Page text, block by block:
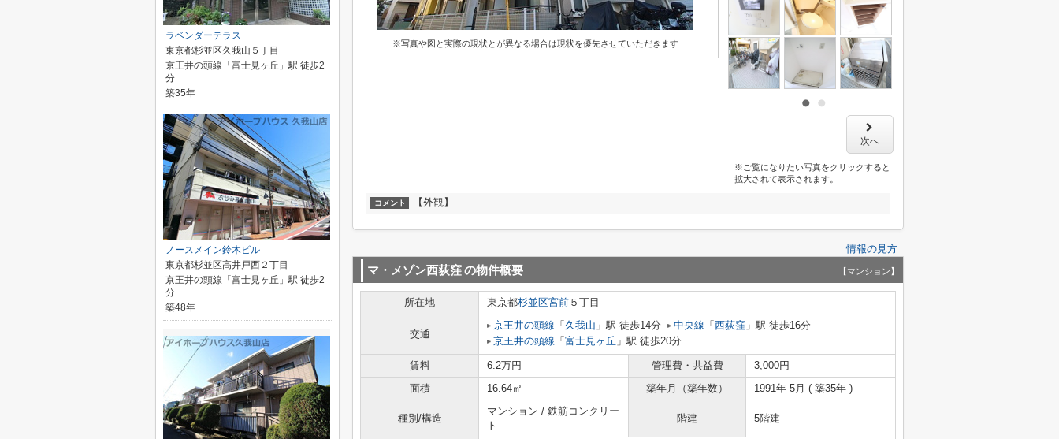
※写真や図と実際の現状とが異なる場合は現状を優先させていただきます
次へ
※ご覧になりたい写真をクリックすると
拡大されて表示されます。
コメント 【外観】
情報の見方
マ・メゾン西荻窪の物件概要 【マンション】
所在地 東京都杉並区宮前 ５丁目
交通
京王井の頭線 「 久我山 」駅 徒歩14分 中央線 「 西荻窪 」駅 徒歩16分
京王井の頭線 「 富士見ヶ丘 」駅 徒歩20分
賃料 6.2万円 管理費・共益費
3,000円
面積
16.64㎡ 築年月（築年数） 1991年 5月 ( 築35年 )
種別/構造
マンション / 鉄筋コンクリー
ト
階建 5階建
ラベンダーテラス
東京都杉並区久我山５丁目
京王井の頭線「富士見ヶ丘」駅 徒歩2
分
築35年
ノースメイン鈴木ビル
東京都杉並区高井戸西２丁目
京王井の頭線「富士見ヶ丘」駅 徒歩2
分
築48年